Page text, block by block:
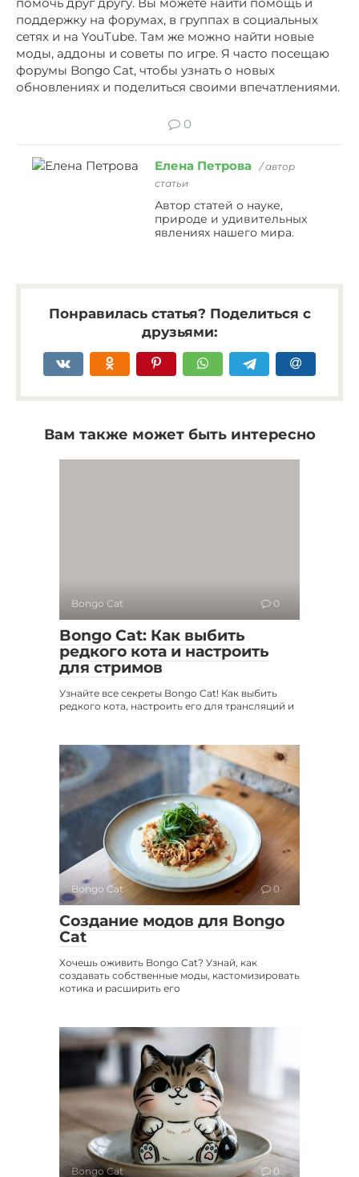
поддержку на форумах, в группах в социальных
сетях и на YouTube. Там же можно найти новые
моды, аддоны и советы по игре. Я часто посещаю
форумы Bongo Cat, чтобы узнать о новых
обновлениях и поделиться своими впечатлениями.
0
Елена Петрова
/ автор
статьи
Автор статей о науке,
природе и удивительных
явлениях нашего мира.
Понравилась статья? Поделиться с
друзьями:
Вам также может быть интересно
Bongo Cat 0
Bongo Cat: Как выбить
редкого кота и настроить
для стримов
Узнайте все секреты Bongo Cat! Как выбить
редкого кота, настроить его для трансляций и
Bongo Cat 0
Создание модов для Bongo
Cat
Хочешь оживить Bongo Cat? Узнай, как
создавать собственные моды, кастомизировать
котика и расширить его
Bongo Cat 0